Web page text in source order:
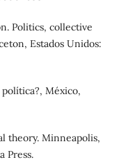
Politics, collective
Estados Unidos:
México,
theory. Minneapolis,
Press.